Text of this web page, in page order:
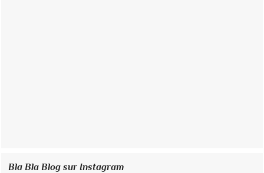
Bla Bla Blog sur Instagram